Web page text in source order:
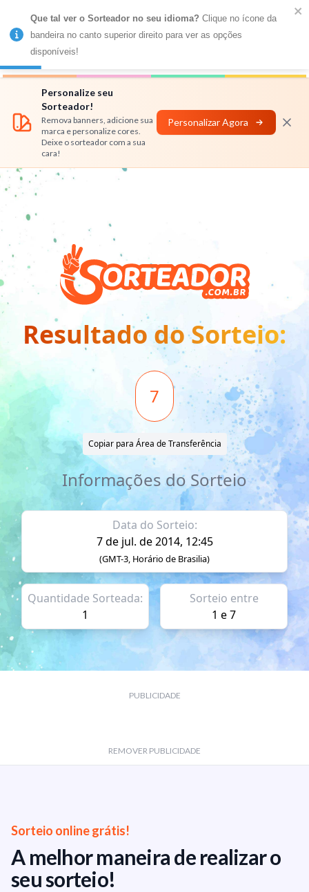
MENU
Números
Personalize seu
Sorteador!
Remova banners, adicione sua
marca e personalize cores.
Deixe o sorteador com a sua
cara!
Personalizar Agora
Resultado do Sorteio:
7
Copiar para Área de Transferência
Informações do Sorteio
Data do Sorteio:
7 de jul. de 2014, 12:45
(GMT-3, Horário de Brasilia)
Quantidade Sorteada:
1
Sorteio entre
1 e 7
PUBLICIDADE
REMOVER PUBLICIDADE
Sorteio online grátis!
A melhor maneira de realizar o
seu sorteio!
Que tal ver o Sorteador no seu idioma? Clique no ícone da
bandeira no canto superior direito para ver as opções
disponíveis!